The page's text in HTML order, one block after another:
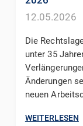
12.05.2026
Die
unter 35
Änderungen
neuen
WEITERLESEN